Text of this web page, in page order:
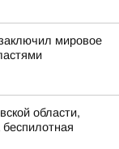
мировое
области,